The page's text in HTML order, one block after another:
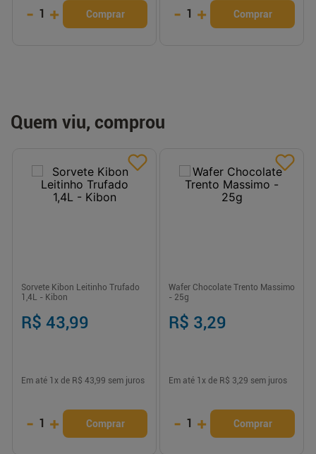
- 1 + Comprar - 1 + Comprar
Quem viu, comprou
Sorvete Kibon Leitinho Trufado
1,4L - Kibon
R$ 43,99
Em até 1 x de R$ 43,99 sem juros
- 1 + Comprar
Wafer Chocolate Trento Massimo
- 25g
R$ 3,29
Em até 1 x de R$ 3,29 sem juros
- 1 + Comprar